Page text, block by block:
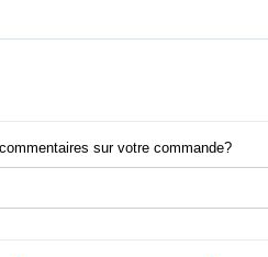
sur votre commande?